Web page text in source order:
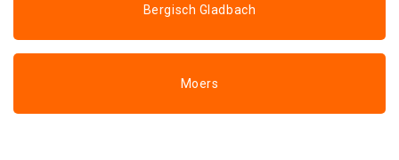
Bergisch Gladbach
Moers